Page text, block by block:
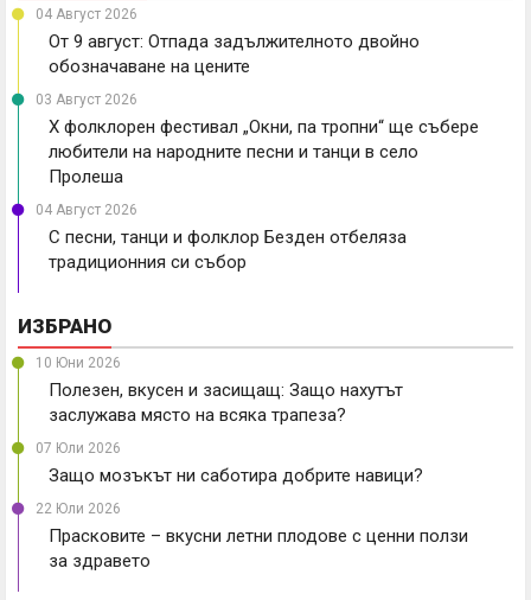
04 Август 2026
От 9 август: Отпада задължителното двойно
обозначаване на цените
03 Август 2026
X фолклорен фестивал „Окни, па тропни“ ще събере
любители на народните песни и танци в село
Пролеша
04 Август 2026
С песни, танци и фолклор Безден отбеляза
традиционния си събор
ИЗБРАНО
10 Юни 2026
Полезен, вкусен и засищащ: Защо нахутът
заслужава място на всяка трапеза?
07 Юли 2026
Защо мозъкът ни саботира добрите навици?
22 Юли 2026
Прасковите – вкусни летни плодове с ценни ползи
за здравето